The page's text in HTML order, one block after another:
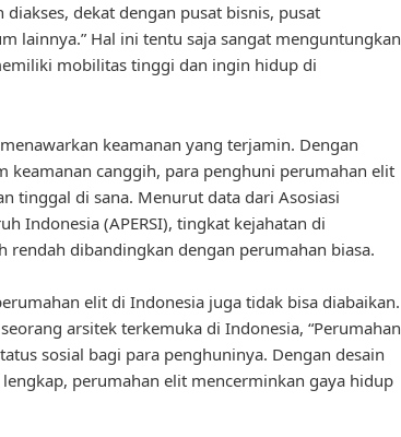
dekat dengan pusat bisnis, pusat
lainnya.” Hal ini tentu saja sangat menguntungkan
mobilitas tinggi dan ingin hidup di
keamanan yang terjamin. Dengan
keamanan canggih, para penghuni perumahan elit
tinggal di sana. Menurut data dari Asosiasi
Indonesia (APERSI), tingkat kejahatan di
rendah dibandingkan dengan perumahan biasa.
elit di Indonesia juga tidak bisa diabaikan.
arsitek terkemuka di Indonesia, “Perumahan
sosial bagi para penghuninya. Dengan desain
perumahan elit mencerminkan gaya hidup